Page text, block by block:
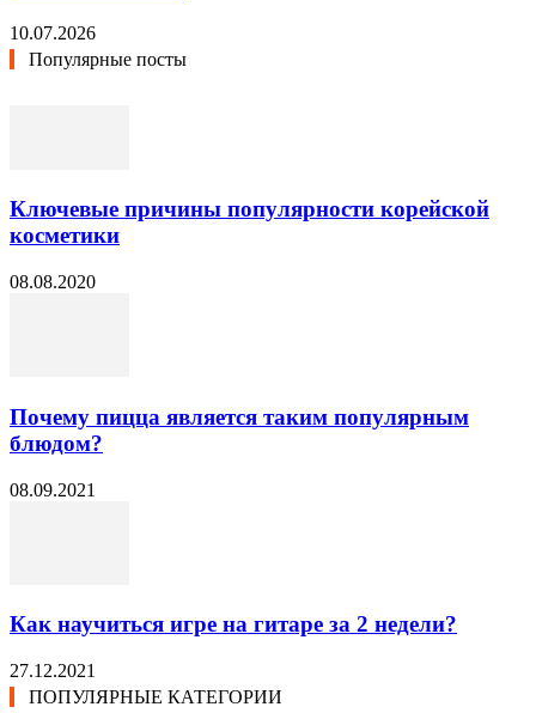
10.07.2026
Популярные посты
Ключевые причины популярности корейской
косметики
08.08.2020
Почему пицца является таким популярным
блюдом?
08.09.2021
Как научиться игре на гитаре за 2 недели?
27.12.2021
ПОПУЛЯРНЫЕ КАТЕГОРИИ